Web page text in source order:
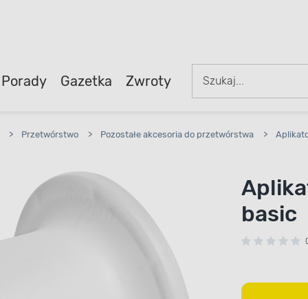
Porady Gazetka Zwroty
> Przetwórstwo > Pozostałe akcesoria do przetwórstwa >
basic